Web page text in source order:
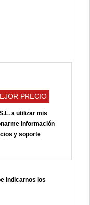
a utilizar mis
información
y soporte
indicarnos los